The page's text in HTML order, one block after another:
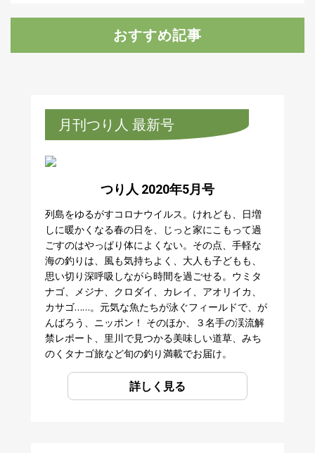
おすすめ記事
月刊つり人 最新号
つり人 2020年5月号
列島をゆるがすコロナウイルス。けれども、日増
しに暖かくなる春の日を、じっと家にこもって過
ごすのはやっぱり体によくない。その点、手軽な
海の釣りは、風も気持ちよく、大人も子どもも、
思い切り深呼吸しながら時間を過ごせる。ウミタ
ナゴ、メジナ、クロダイ、カレイ、アオリイカ、
カサゴ……。元気な魚たちが泳ぐフィールドで、が
んばろう、ニッポン！ そのほか、３名手の渓流解
禁レポート、里川で見つかる美味しい道草、みち
のくタナゴ旅など旬の釣り満載でお届け。
詳しく見る